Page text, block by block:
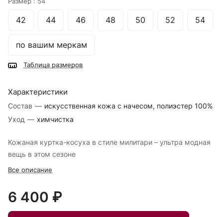
42 44 46 48 50 52 54
по вашим меркам
Таблица размеров
Характеристики
Состав — искусственная кожа с начесом, полиэстер 100%
Уход — химчистка
Кожаная куртка-косуха в стиле милитари – ультра модная
вещь в этом сезоне
Все описание
6 400 ₽